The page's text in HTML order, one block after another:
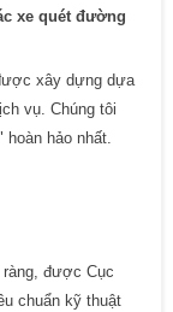
xe quét đường
xây dựng dựa
vụ. Chúng tôi
hảo nhất.
được Cục
chuẩn kỹ thuật